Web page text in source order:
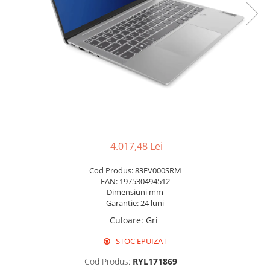
Pixuri cu gel
Stilouri si rollere cu rezerve de
Markere pe baza de vopsea
Markere pentru whiteboard si
4.017,48 Lei
Cod Produs: 83FV000SRM
EAN: 197530494512
Dimensiuni mm
Garantie: 24 luni
Culoare: Gri
STOC EPUIZAT
Cod Produs: RYL171869